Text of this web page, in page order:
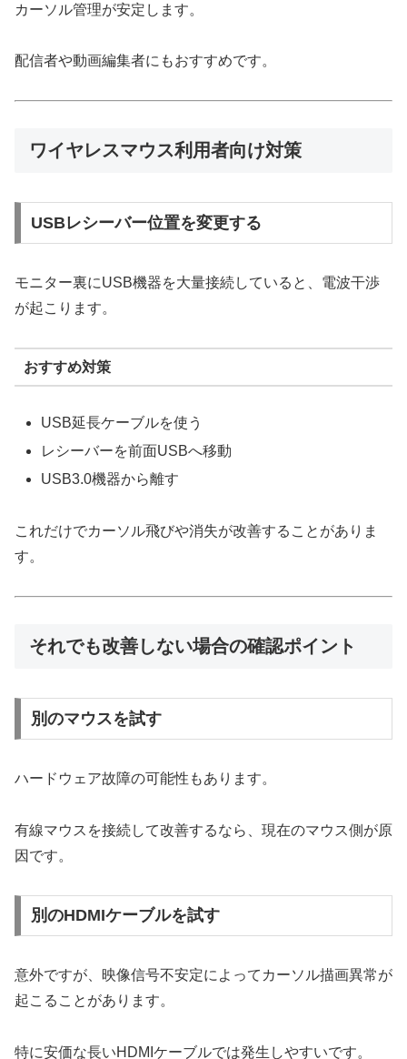
カーソル管理が安定します。
配信者や動画編集者にもおすすめです。
ワイヤレスマウス利用者向け対策
USBレシーバー位置を変更する
モニター裏にUSB機器を大量接続していると、電波干渉
が起こります。
おすすめ対策
USB延長ケーブルを使う
レシーバーを前面USBへ移動
USB3.0機器から離す
これだけでカーソル飛びや消失が改善することがありま
す。
それでも改善しない場合の確認ポイント
別のマウスを試す
ハードウェア故障の可能性もあります。
有線マウスを接続して改善するなら、現在のマウス側が原
因です。
別のHDMIケーブルを試す
意外ですが、映像信号不安定によってカーソル描画異常が
起こることがあります。
特に安価な長いHDMIケーブルでは発生しやすいです。